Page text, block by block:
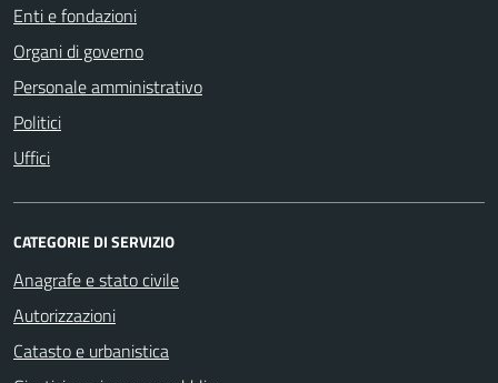
Enti e fondazioni
Organi di governo
Personale amministrativo
Politici
Uffici
CATEGORIE DI SERVIZIO
Anagrafe e stato civile
Autorizzazioni
Catasto e urbanistica